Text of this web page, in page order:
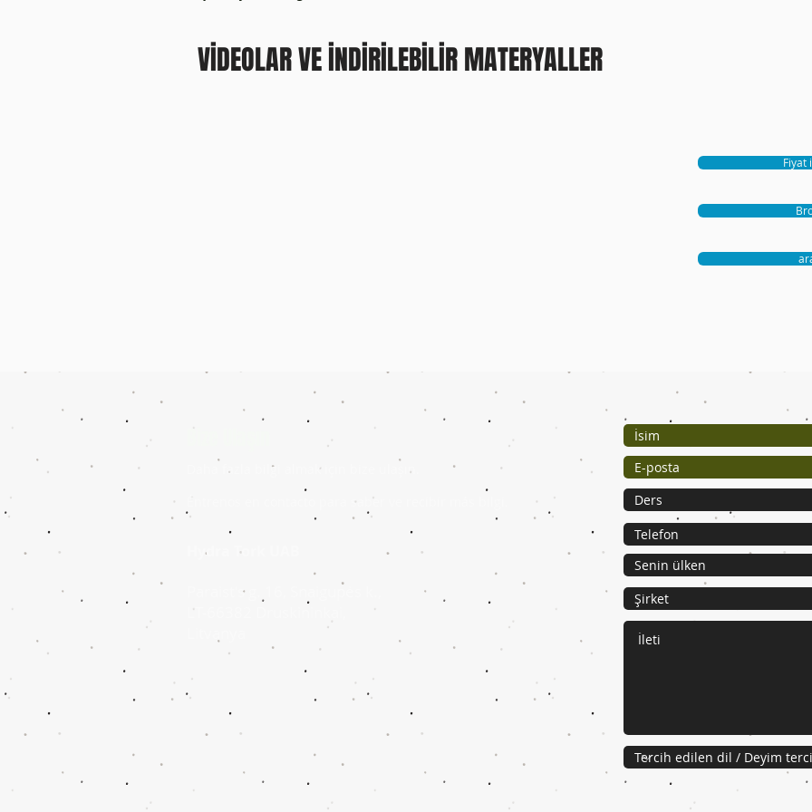
VİDEOLAR VE İNDİRİLEBİLİR MATERYALLER
Fiyat
Bize Ulaşın
Daha fazla bilgi almak için bize ulaşın.
Éntrenos en contacto para saber ve recibir más bilgi.
Hydra Tork UAB
Paraist's g. 16, Snaigupės k.,
LT-66382 Druskininkai,